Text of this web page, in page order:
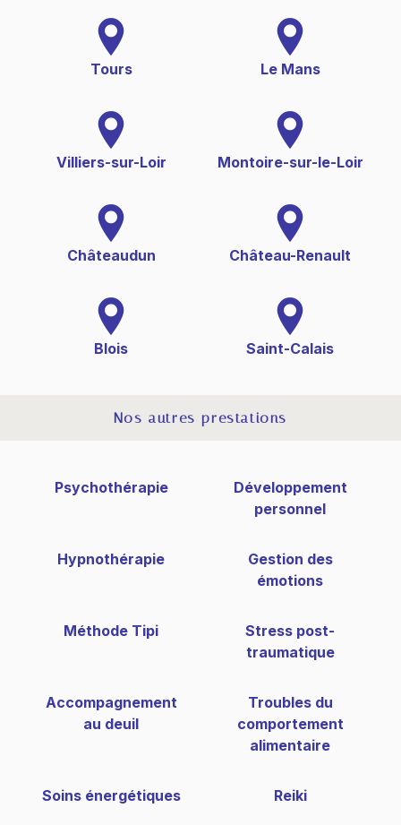
Tours Le Mans
Villiers-sur-Loir Montoire-sur-le-Loir
Châteaudun Château-Renault
Blois Saint-Calais
Nos autres prestations
Psychothérapie
Développement
personnel
Hypnothérapie
Gestion des
émotions
Méthode Tipi
Stress post-
traumatique
Accompagnement
au deuil
Troubles du
comportement
alimentaire
Soins énergétiques Reiki